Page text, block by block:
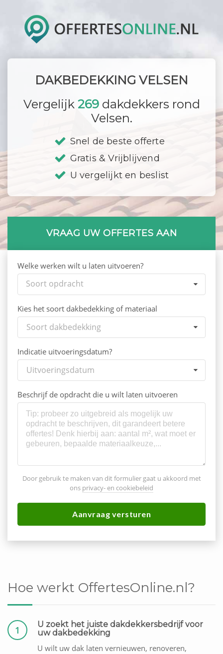
DAKBEDEKKING VELSEN
Vergelijk 269dakdekkers rond
Velsen.
Snel de beste offerte
Gratis & Vrijblijvend
U vergelijkt en beslist
VRAAG UW OFFERTES AAN
Welke werken wilt u laten uitvoeren?
Soort opdracht
Kies het soort dakbedekking of materiaal
Soort dakbedekking
Indicatie uitvoeringsdatum?
Uitvoeringsdatum
Beschrijf de opdracht die u wilt laten uitvoeren
Door gebruik te maken van dit formulier gaat u akkoord met
ons privacy- en cookiebeleid
Aanvraag versturen
Hoe werkt OffertesOnline.nl?
1
U zoekt het juiste dakdekkersbedrijf voor
uw dakbedekking
U wilt uw dak laten vernieuwen, renoveren,